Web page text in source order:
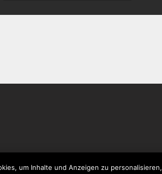
um Inhalte und Anzeigen zu